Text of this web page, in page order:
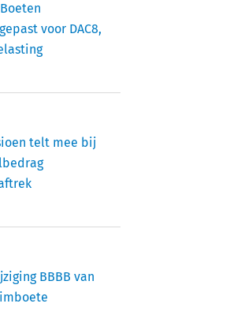
voor DAC8,
telt mee bij
BBBB van